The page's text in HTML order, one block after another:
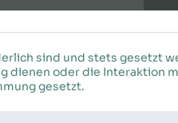
sind und stets gesetzt
dienen oder die Interaktion
gesetzt.